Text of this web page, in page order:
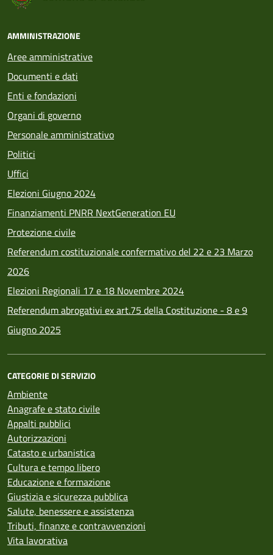
AMMINISTRAZIONE
Aree amministrative
Documenti e dati
Enti e fondazioni
Organi di governo
Personale amministrativo
Politici
Uffici
Elezioni Giugno 2024
Finanziamenti PNRR NextGeneration EU
Protezione civile
Referendum costituzionale confermativo del 22 e 23 Marzo
2026
Elezioni Regionali 17 e 18 Novembre 2024
Referendum abrogativi ex art.75 della Costituzione - 8 e 9
Giugno 2025
CATEGORIE DI SERVIZIO
Ambiente
Anagrafe e stato civile
Appalti pubblici
Autorizzazioni
Catasto e urbanistica
Cultura e tempo libero
Educazione e formazione
Giustizia e sicurezza pubblica
Salute, benessere e assistenza
Tributi, finanze e contravvenzioni
Vita lavorativa